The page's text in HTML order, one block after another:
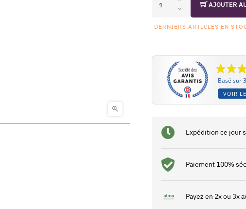

AJOUTER
DERNIERS ARTICLES EN
Basé sur
VOIR
Expédition ce jour
Paiement 100%
Payez en 2x ou 3x